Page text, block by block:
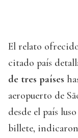
El relato
citado país
de tres países
aeropuerto de
desde el país
billete,